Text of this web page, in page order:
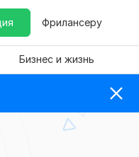
Фрилансеру
Бизнес и жизнь